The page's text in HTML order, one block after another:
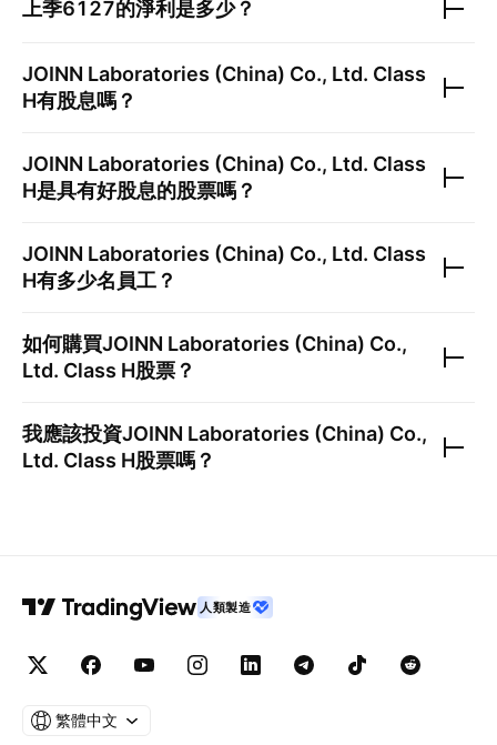
上季6127的淨利是多少？
JOINN Laboratories (China) Co., Ltd. Class
H有股息嗎？
JOINN Laboratories (China) Co., Ltd. Class
H是具有好股息的股票嗎？
JOINN Laboratories (China) Co., Ltd. Class
H有多少名員工？
如何購買JOINN Laboratories (China) Co.,
Ltd. Class H股票？
我應該投資JOINN Laboratories (China) Co.,
Ltd. Class H股票嗎？
人類製造
繁體中文